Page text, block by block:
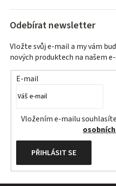
a
p
r
v
ý
p
i
v
í
Odebírat newsletter
Vložte svůj e-mail a my vám
nových produktech na našem
E-mail
Vložením e-mailu
PŘIHLÁSIT SE